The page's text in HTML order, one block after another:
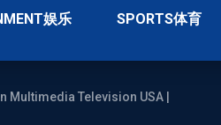
娱乐 SPORTS体育
Multimedia Television USA |